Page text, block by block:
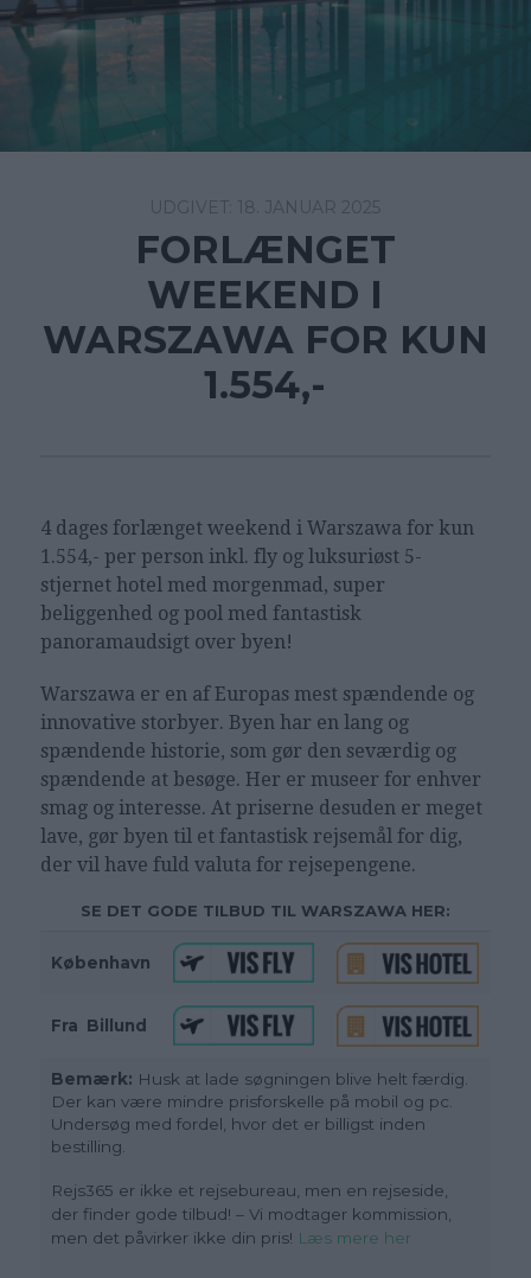
18. JANUAR 2025
FORLÆNGET
WEEKEND I
WARSZAWA FOR KUN
1.554,-
4 dages forlænget weekend i Warszawa for kun
1.554,- per person inkl. fly og luksuriøst 5-
stjernet hotel med morgenmad, super
beliggenhed og pool med fantastisk
panoramaudsigt over byen!
Warszawa er en af Europas mest spændende og
innovative storbyer. Byen har en lang og
spændende historie, som gør den seværdig og
spændende at besøge. Her er museer for enhver
smag og interesse. At priserne desuden er meget
lave, gør byen til et fantastisk rejsemål for dig,
der vil have fuld valuta for rejsepengene.
SE DET GODE TILBUD TIL WARSZAWA HER:
København
Fra Billund
Bemærk: Husk at lade søgningen blive helt færdig.
Der kan være mindre prisforskelle på mobil og pc.
Undersøg med fordel, hvor det er billigst inden
bestilling.
Rejs365 er ikke et rejsebureau, men en rejseside,
der finder gode tilbud! – Vi modtager kommission,
men det påvirker ikke din pris! Læs mere her